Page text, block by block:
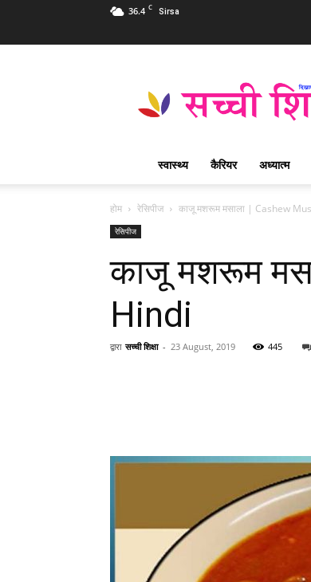
36.4 C Sirsa
Shiksha
शिक्षा
पत्रिका
स्वास्थ्य कैरियर अध्यात्म
होम रेसिपीज काजू मशरूम मसाला | Cashew
रेसिपीज
काजू मशरूम
Hindi
द्वारा सच्ची शिक्षा - 23 August, 2019 445